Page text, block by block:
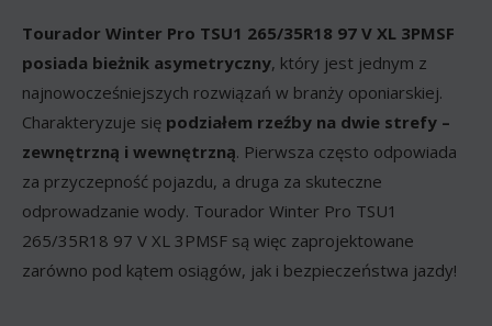
Tourador Winter Pro TSU1 265/35R18 97 V XL 3PMSF
posiada bieżnik asymetryczny, który jest jednym z
najnowocześniejszych rozwiązań w branży oponiarskiej.
Charakteryzuje się podziałem rzeźby na dwie strefy –
zewnętrzną i wewnętrzną. Pierwsza często odpowiada
za przyczepność pojazdu, a druga za skuteczne
odprowadzanie wody. Tourador Winter Pro TSU1
265/35R18 97 V XL 3PMSF są więc zaprojektowane
zarówno pod kątem osiągów, jak i bezpieczeństwa jazdy!